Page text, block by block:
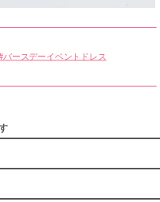
バースデーイベントドレス